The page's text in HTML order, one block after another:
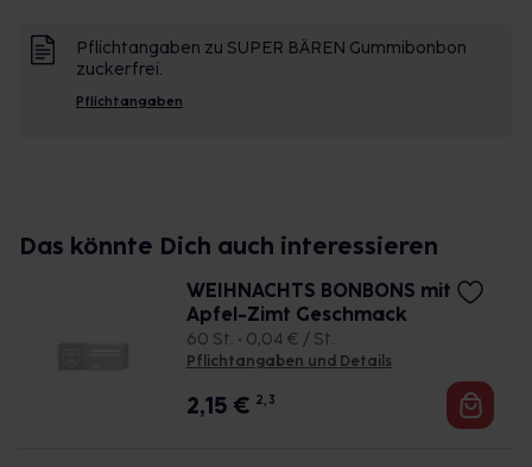
Pflichtangaben zu SUPER BÄREN Gummibonbon
zuckerfrei.
Pflichtangaben
Das könnte Dich auch interessieren
WEIHNACHTS BONBONS mit
Apfel-Zimt Geschmack
60 St. • 0,04 € / St.
Pflichtangaben und Details
2,15 € 2, 3